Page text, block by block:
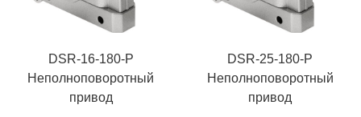
DSR-16-180-P
Неполноповоротный
привод
DSR-25-180-P
Неполноповоротный
привод